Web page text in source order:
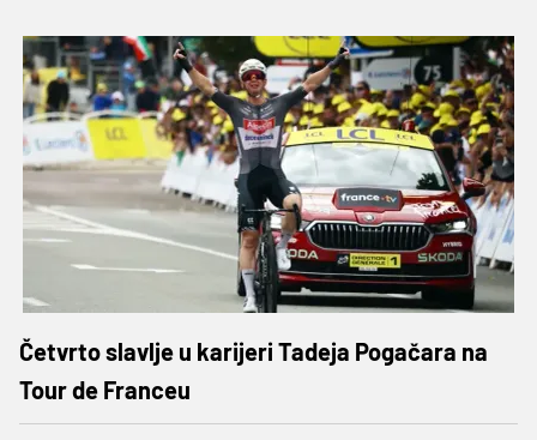
Četvrto slavlje u karijeri Tadeja Pogačara na
Tour de Franceu